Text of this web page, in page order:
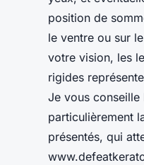
position de
le ventre ou sur
votre vision, les
rigides
Je vous
particulièrement
présentés, qui